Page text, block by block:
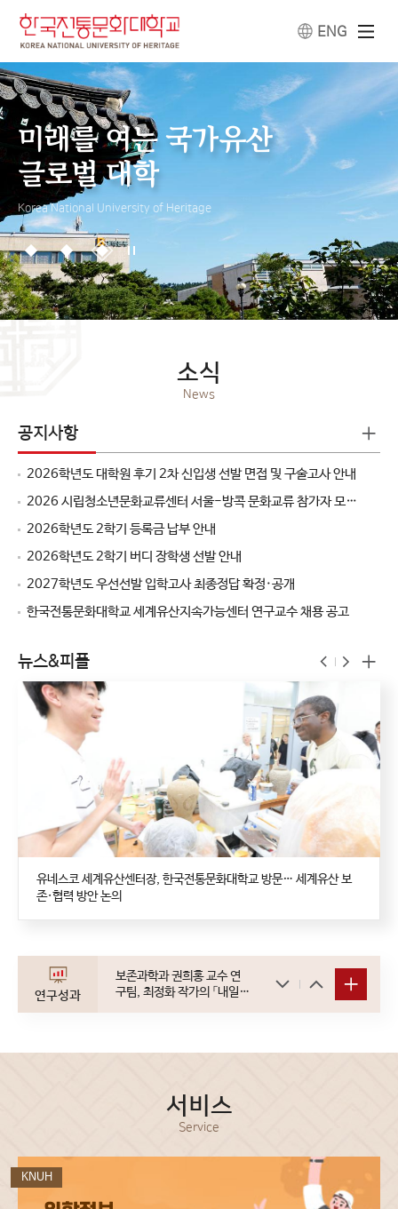
ENG
미래를 여는 국가유산
글로벌 대학
미래를 여는 국가유산
글로벌 대학
미래를 여는 국가유산
글로벌 대학
Korea National University of Heritage
소식
News
공지사항
2026학년도 대학원 후기 2차 신입생 선발 면접 및 구술고사 안내
2026 시립청소년문화교류센터 서울-방콕 문화교류 참가자 모집
2026학년도 2학기 등록금 납부 안내
2026학년도 2학기 버디 장학생 선발 안내
2027학년도 우선선발 입학고사 최종정답 확정·공개
한국전통문화대학교 세계유산지속가능센터 연구교수 채용 공고
뉴스&피플
유네스코 세계유산센터장, 한국전통문화대학교 방문… 세계유산 보
존·협력 방안 논의
연구성과
보존과학과 권희홍 교수 연
구팀, 최정화 작가의 「내일의
서비스
Service
KNUH